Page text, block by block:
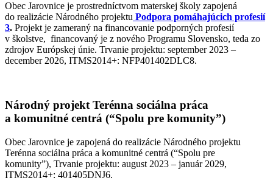
Obec Jarovnice je prostredníctvom materskej školy zapojená
do realizácie Národného projektu Podpora pomáhajúcich profesií
3. Projekt je zameraný na financovanie podporných profesií
v školstve, financovaný je z nového Programu Slovensko, teda zo
zdrojov Európskej únie. Trvanie projektu: september 2023 –
december 2026, ITMS2014+: NFP401402DLC8.
Národný projekt Terénna sociálna práca
a komunitné centrá (“Spolu pre komunity”)
Obec Jarovnice je zapojená do realizácie Národného projektu
Terénna sociálna práca a komunitné centrá (“Spolu pre
komunity”), Trvanie projektu: august 2023 – január 2029,
ITMS2014+: 401405DNJ6.